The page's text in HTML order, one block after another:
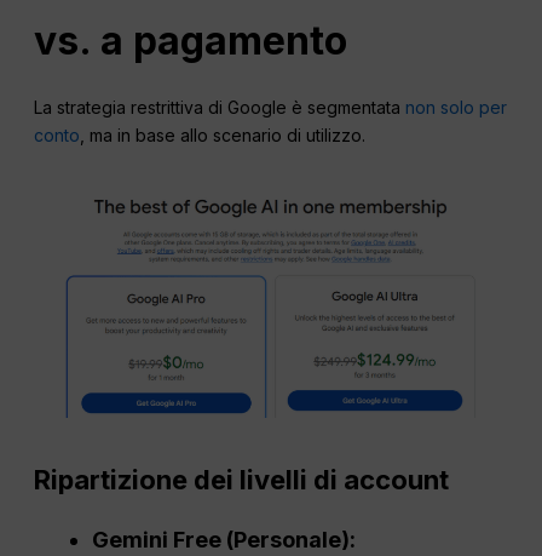
vs. a pagamento
La strategia restrittiva di Google è segmentata non solo per
conto , ma in base allo scenario di utilizzo.
Ripartizione dei livelli di account
Gemini Free (Personale):